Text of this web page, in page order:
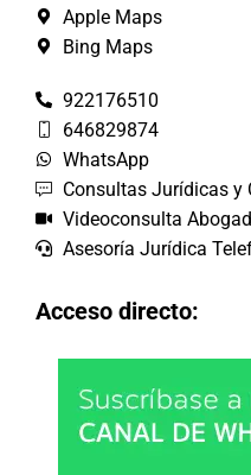
Apple Maps
Bing Maps
922176510
646829874
WhatsApp
Consultas Jurídicas y
Videoconsulta
Asesoría Jurídica
Acceso directo: